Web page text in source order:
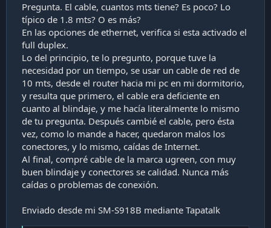
Pregunta. El cable, cuantos mts tiene? Es poco? Lo
típico de 1.8 mts? O es más?
En las opciones de ethernet, verifica si esta activado el
full duplex.
Lo del principio, te lo pregunto, porque tuve la
necesidad por un tiempo, se usar un cable de red de
10 mts, desde el router hacia mi pc en mi dormitorio,
y resulta que primero, el cable era deficiente en
cuanto al blindaje, y me hacía literalmente lo mismo
de tu pregunta. Después cambié el cable, pero ésta
vez, como lo mande a hacer, quedaron malos los
conectores, y lo mismo, caídas de Internet.
Al final, compré cable de la marca ugreen, con muy
buen blindaje y conectores se calidad. Nunca más
caídas o problemas de conexión.
Enviado desde mi SM-S918B mediante Tapatalk